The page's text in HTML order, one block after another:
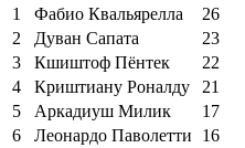
1
Фабио Квальярелла
26
2
Дуван Сапата
23
3
Кшиштоф Пёнтек
22
4
Криштиану Роналду
21
5
Аркадиуш Милик
17
6
Леонардо Паволетти
16